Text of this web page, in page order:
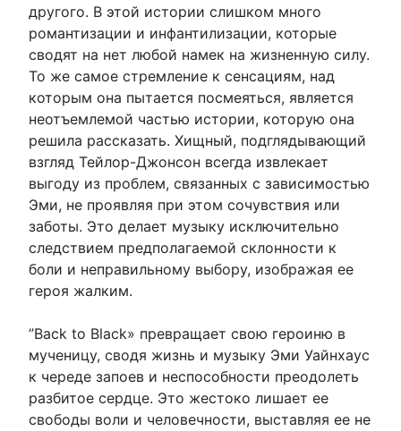
другого. В этой истории слишком много
романтизации и инфантилизации, которые
сводят на нет любой намек на жизненную силу.
То же самое стремление к сенсациям, над
которым она пытается посмеяться, является
неотъемлемой частью истории, которую она
решила рассказать. Хищный, подглядывающий
взгляд Тейлор-Джонсон всегда извлекает
выгоду из проблем, связанных с зависимостью
Эми, не проявляя при этом сочувствия или
заботы. Это делает музыку исключительно
следствием предполагаемой склонности к
боли и неправильному выбору, изображая ее
героя жалким.
”Back to Black» превращает свою героиню в
мученицу, сводя жизнь и музыку Эми Уайнхаус
к череде запоев и неспособности преодолеть
разбитое сердце. Это жестоко лишает ее
свободы воли и человечности, выставляя ее не